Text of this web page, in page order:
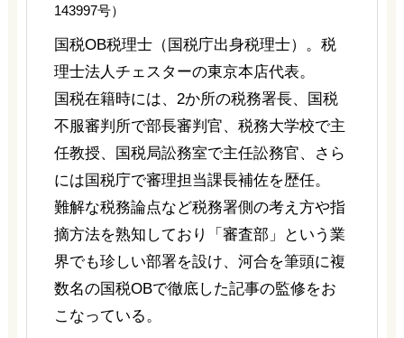
143997号）
国税OB税理士（国税庁出身税理士）。税
理士法人チェスターの東京本店代表。
国税在籍時には、2か所の税務署長、国税
不服審判所で部長審判官、税務大学校で主
任教授、国税局訟務室で主任訟務官、さら
には国税庁で審理担当課長補佐を歴任。
難解な税務論点など税務署側の考え方や指
摘方法を熟知しており「審査部」という業
界でも珍しい部署を設け、河合を筆頭に複
数名の国税OBで徹底した記事の監修をお
こなっている。